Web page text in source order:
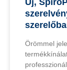
Új,
Örömmel